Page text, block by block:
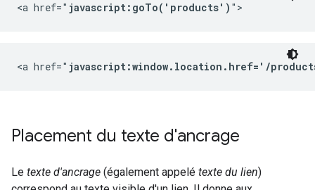
<a href=" javascript:goTo('products') ">
<a href=" javascript:window.location.href='/
Placement du texte d'ancrage
Le texte d'ancrage (également appelé texte du lien)